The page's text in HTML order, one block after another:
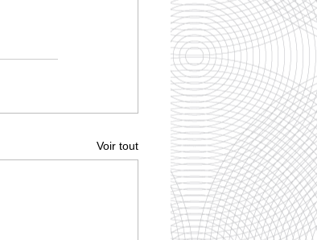
Voir tout